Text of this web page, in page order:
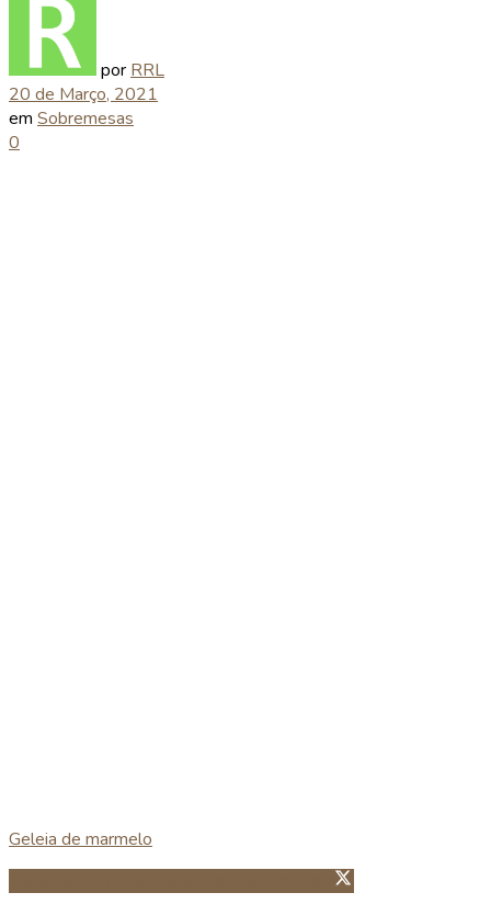
por RRL
20 de Março, 2021
em Sobremesas
0
Geleia de marmelo
Guardar no Pinterest